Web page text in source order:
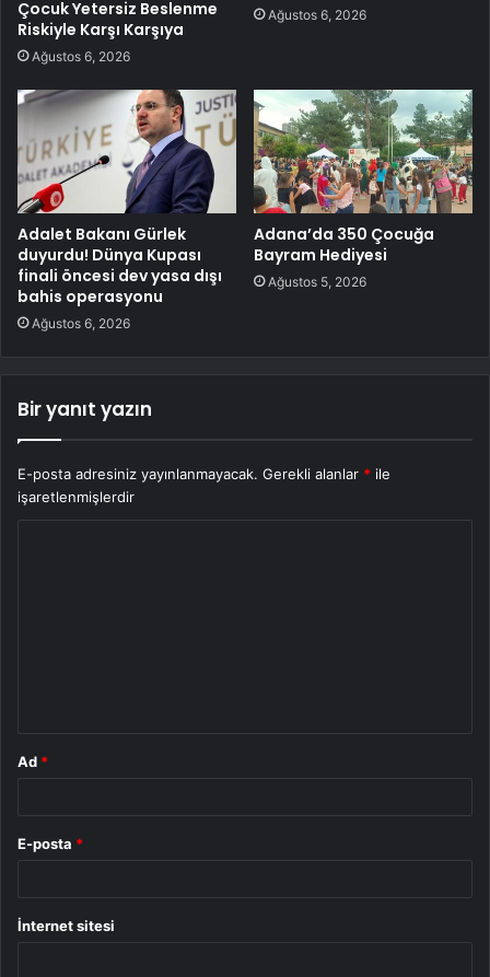
Çocuk Yetersiz Beslenme
Riskiyle Karşı Karşıya
Ağustos 6, 2026
Ağustos 6, 2026
Adalet Bakanı Gürlek
duyurdu! Dünya Kupası
finali öncesi dev yasa dışı
bahis operasyonu
Ağustos 6, 2026
Adana’da 350 Çocuğa
Bayram Hediyesi
Ağustos 5, 2026
Bir yanıt yazın
E-posta adresiniz yayınlanmayacak. Gerekli alanlar * ile
işaretlenmişlerdir
Ad *
E-posta *
İnternet sitesi